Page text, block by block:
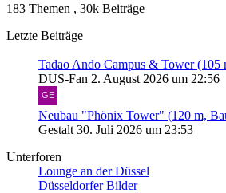
183 Themen , 30k Beiträge
Letzte Beiträge
Tadao Ando Campus & Tower (105
DUS-Fan 2. August 2026 um 22:56
Neubau "Phönix Tower" (120 m,
Gestalt 30. Juli 2026 um 23:53
Unterforen
Lounge an der Düssel
Düsseldorfer Bilder